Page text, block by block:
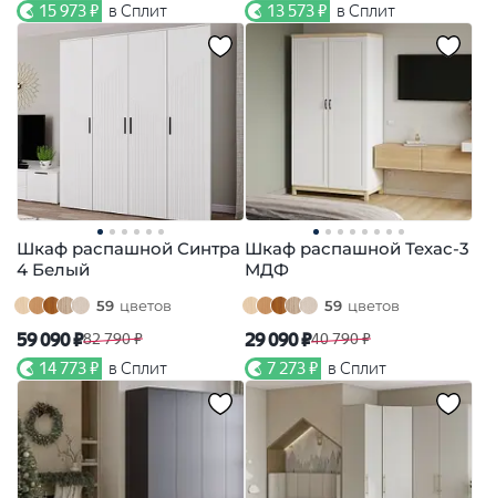
15 973 ₽ в Сплит 13 573 ₽ в Сплит
Шкаф распашной Синтра
4 Белый
59 цветов
59 090 ₽82 790 ₽
14 773 ₽ в Сплит
Шкаф распашной Техас-3
МДФ
59 цветов
29 090 ₽40 790 ₽
7 273 ₽ в Сплит